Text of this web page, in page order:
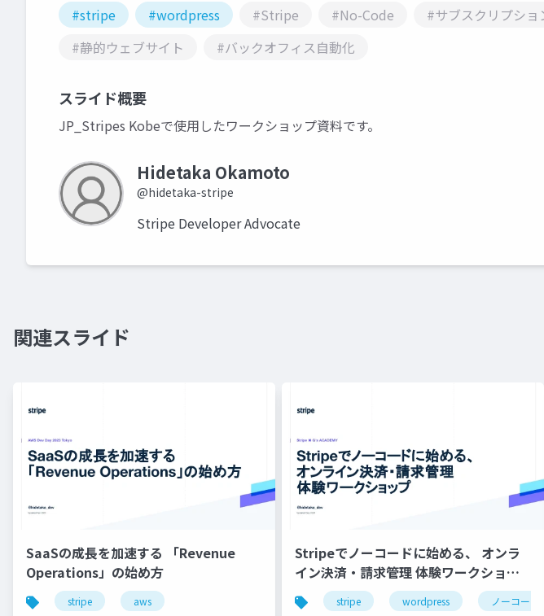
#stripe #wordpress #Stripe #No-Code
#サブスクリプショ
#静的ウェブサイト
#バックオフィス自動化
スライド概要
JP_Stripes Kobeで使用したワークショップ資料です。
Hidetaka Okamoto
@hidetaka-stripe
Stripe Developer Advocate
関連スライド
SaaSの成長を加速する 「Revenue
Operations」の始め方
stripe aws
Stripeでノーコードに始める、 オンラ
イン決済・請求管理 体験ワークショッ
プ
stripe wordpress ノーコード